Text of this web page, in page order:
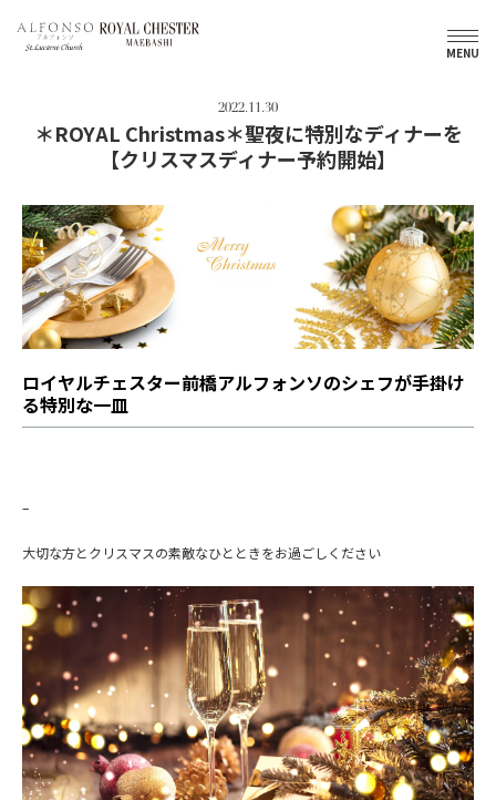
MENU
トップ
新着情報
＊ROYAL Christmas＊聖夜に特別なディナーを【クリスマスディナー予約開始】
2022.11.30
＊ROYAL Christmas＊聖夜に特別なディナーを
【クリスマスディナー予約開始】
ロイヤルチェスター前橋アルフォンソのシェフが手掛け
る特別な一皿
–
大切な方とクリスマスの素敵なひとときをお過ごしください